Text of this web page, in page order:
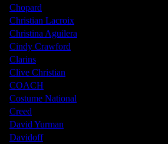
Chopard
Christian Lacroix
Christina Aguilera
Cindy Crawford
Clarins
Clive Christian
COACH
Costume National
Creed
David Yurman
Davidoff